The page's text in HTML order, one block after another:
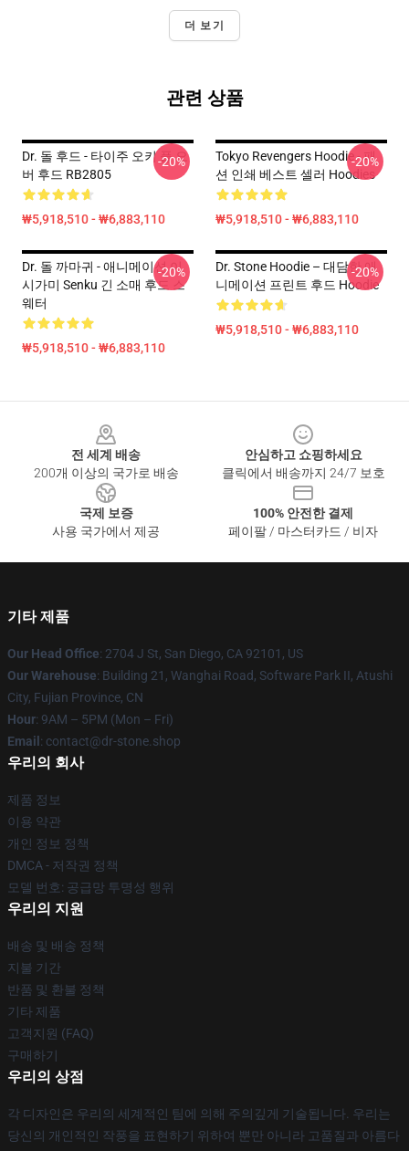
더 보기
관련 상품
Dr. 돌 후드 - 타이주 오키 풀 오
버 후드 RB2805
₩5,918,510 - ₩6,883,110
-20%
Tokyo Revengers Hoodie - 패
션 인쇄 베스트 셀러 Hoodies
₩5,918,510 - ₩6,883,110
-20%
Dr. 돌 까마귀 - 애니메이션 이
시가미 Senku 긴 소매 후드 스
웨터
₩5,918,510 - ₩6,883,110
-20%
Dr. Stone Hoodie – 대담한 애
니메이션 프린트 후드 Hoodie
₩5,918,510 - ₩6,883,110
-20%
전 세계 배송
200개 이상의 국가로 배송
안심하고 쇼핑하세요
클릭에서 배송까지 24/7 보호
국제 보증
사용 국가에서 제공
100% 안전한 결제
페이팔 / 마스터카드 / 비자
기타 제품
Our Head Office: 2704 J St, San Diego, CA 92101, US
Our Warehouse: Building 21, Wanghai Road, Software Park II, Atushi
City, Fujian Province, CN
Hour: 9AM – 5PM (Mon – Fri)
Email : contact@dr-stone.shop
우리의 회사
제품 정보
이용 약관
개인 정보 정책
DMCA - 저작권 정책
모델 번호: 공급망 투명성 행위
우리의 지원
배송 및 배송 정책
지불 기간
반품 및 환불 정책
기타 제품
고객지원 (FAQ)
구매하기
우리의 상점
각 디자인은 우리의 세계적인 팀에 의해 주의깊게 기술됩니다. 우리는
당신의 개인적인 작풍을 표현하기 위하여 뿐만 아니라 고품질과 아름다